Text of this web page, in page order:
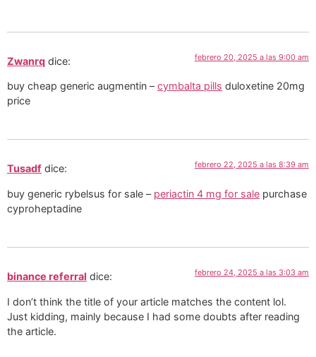
Zwanrq dice: febrero 20, 2025 a las 9:00 am
buy cheap generic augmentin –cymbalta pills duloxetine 20mg
price
Tusadf dice: febrero 22, 2025 a las 8:39 am
buy generic rybelsus for sale – periactin 4 mg for sale purchase
cyproheptadine
binance referral dice: febrero 24, 2025 a las 3:03 am
I don’t think the title of your article matches the content lol.
Just kidding, mainly because I had some doubts after reading
the article.